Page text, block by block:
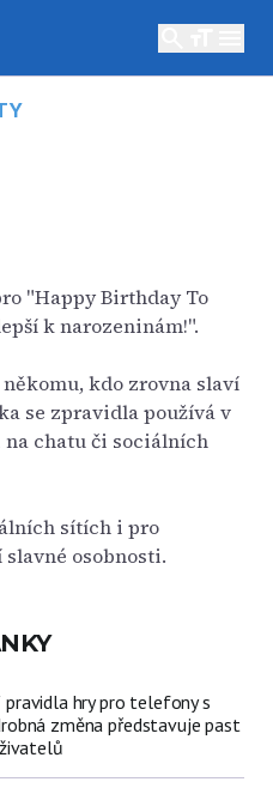
"Happy Birthday To
k narozeninám!".
kdo zrovna slaví
se zpravidla používá v
chatu či sociálních
sítích i pro
osobnosti.
hry pro telefony s
změna představuje past